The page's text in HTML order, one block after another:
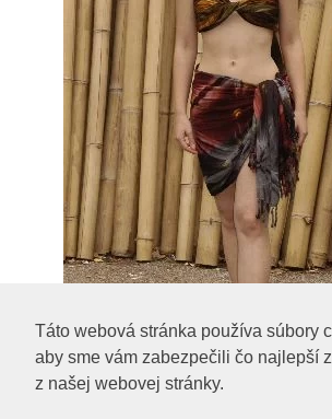
Táto webová stránka používa súbory
aby sme vám zabezpečili čo najlepší
z našej webovej stránky.